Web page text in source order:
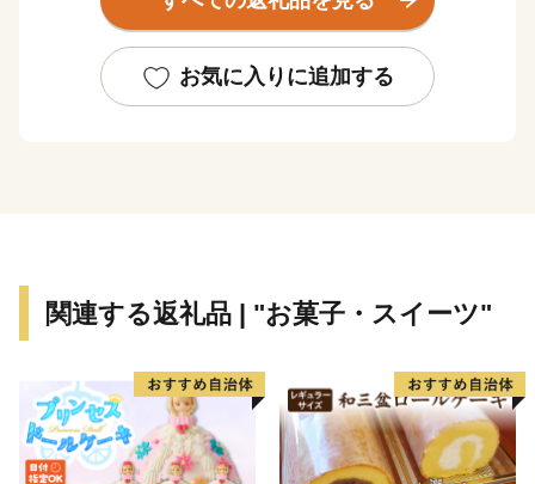
お気に入りに追加する
関連する返礼品 | "お菓子・スイーツ"